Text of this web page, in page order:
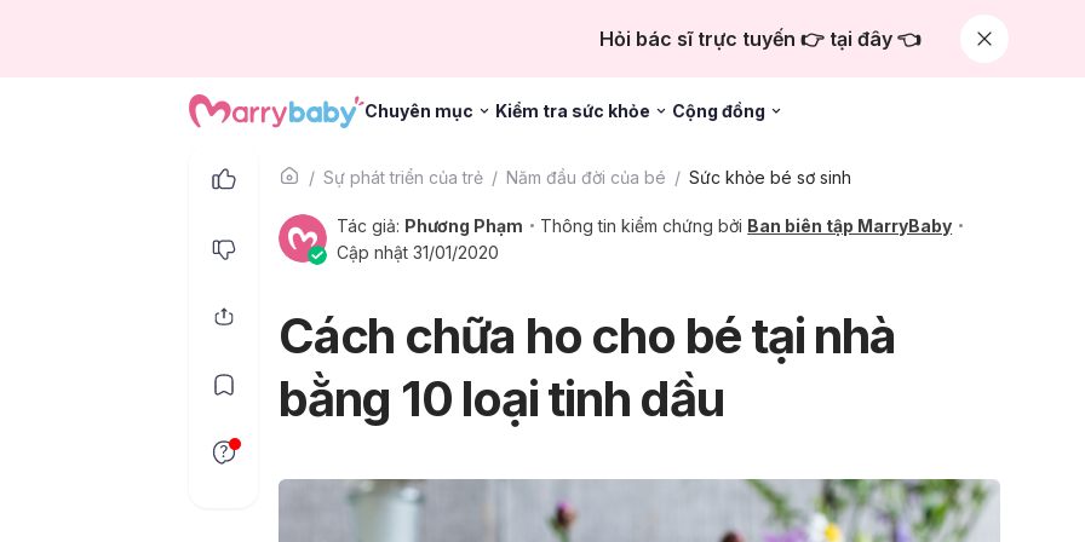
Hỏi bác sĩ trực tuyến 👉 tại đây 👈
Chuyên mục Kiểm tra sức khỏe Cộng đồng
Sự phát triển của trẻ Năm đầu đời của bé Sức khỏe bé sơ sinh
Tác giả: Phương Phạm Thông tin kiểm chứng bởi Ban biên tập MarryBaby
Cập nhật 31/01/2020
Cách chữa ho cho bé tại nhà
bằng 10 loại tinh dầu